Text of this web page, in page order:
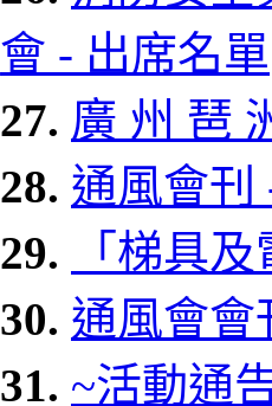
會 - 出席名單
27. 廣 州 琶
28. 通風會刊
29.
「梯具
30. 通風會會
31. ~活動通